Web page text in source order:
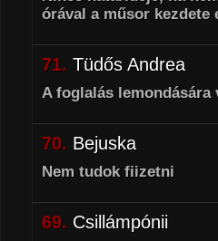
órával a műsor kezdete
71. Tüdős Andrea
A foglalás
70. Bejuska
Nem tudok fiizetni
69. Csillámpónii